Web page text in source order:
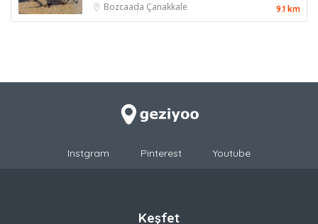
Bozcaada Çanakkale 9.1 km
Instgram Pinterest Youtube
Keşfet